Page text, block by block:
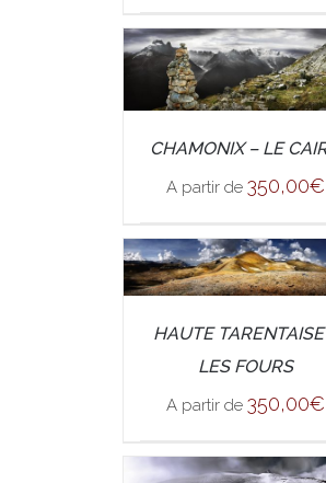
SELECT OPTIONS /
CHAMONIX – LE
A partir de 350,00€
SELECT OPTIONS /
HAUTE
LES FOURS
A partir de 350,00€